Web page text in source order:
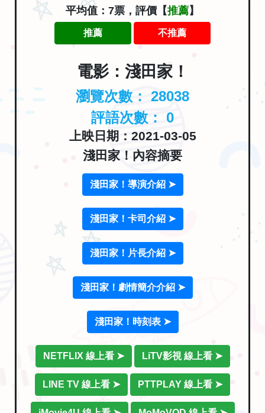
平均值：7票，評價【推薦】
推薦 不推薦
電影：淺田家！
瀏覽次數： 28038
評語次數： 0
上映日期：2021-03-05
淺田家！內容摘要
淺田家！導演介紹 ➤
淺田家！卡司介紹 ➤
淺田家！片長介紹 ➤
淺田家！劇情簡介介紹 ➤
淺田家！時刻表 ➤
NETFLIX 線上看 ➤ LiTV影視 線上看 ➤
LINE TV 線上看 ➤ PTTPLAY 線上看 ➤